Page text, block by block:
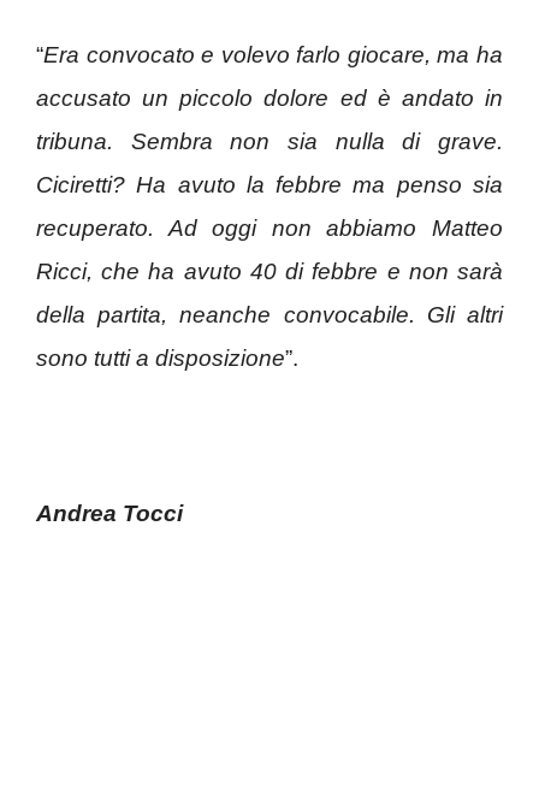
“Era convocato e volevo farlo giocare, ma ha
accusato un piccolo dolore ed è andato in
tribuna. Sembra non sia nulla di grave.
Ciciretti? Ha avuto la febbre ma penso sia
recuperato. Ad oggi non abbiamo Matteo
Ricci, che ha avuto 40 di febbre e non sarà
della partita, neanche convocabile. Gli altri
sono tutti a disposizione”.
Andrea Tocci